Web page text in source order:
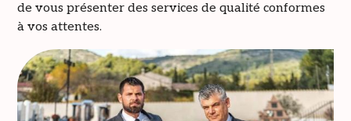
de vous présenter des services de qualité conformes
à vos attentes.